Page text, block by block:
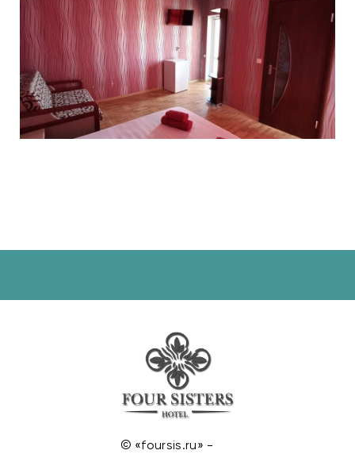
© «foursis.ru» -